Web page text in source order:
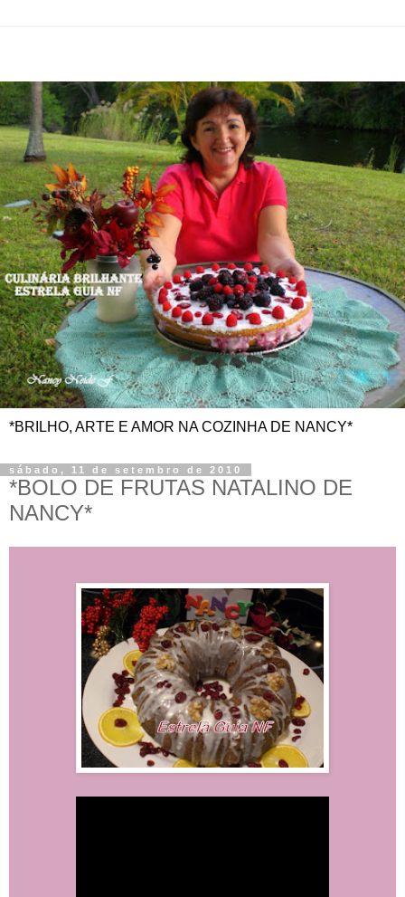
*BRILHO, ARTE E AMOR NA COZINHA DE NANCY*
sábado, 11 de setembro de 2010
*BOLO DE FRUTAS NATALINO DE
NANCY*